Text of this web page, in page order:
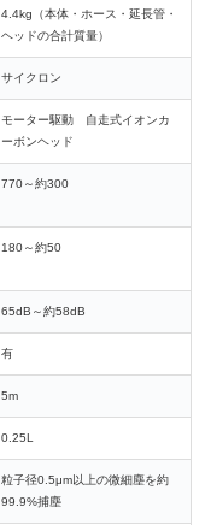
4.4kg（本体・ホース・延長管・
ヘッドの合計質量）
サイクロン
モーター駆動 自走式イオンカ
ーボンヘッド
770～約300
180～約50
65dB～約58dB
有
5m
0.25L
粒子径0.5μm以上の微細塵を約
99.9%捕塵